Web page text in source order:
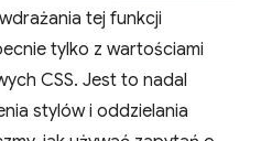
tej funkcji
tylko z wartościami
CSS. Jest to nadal
stylów i oddzielania